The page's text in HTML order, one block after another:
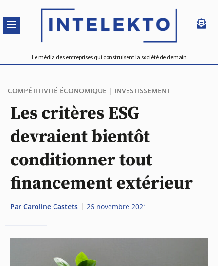
Le média des entreprises qui construisent la société de demain
COMPÉTITIVITÉ ÉCONOMIQUE | INVESTISSEMENT
Les critères ESG
devraient bientôt
conditionner tout
financement extérieur
Par Caroline Castets 26 novembre 2021